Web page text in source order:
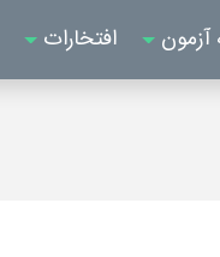
آزمون افتخارات